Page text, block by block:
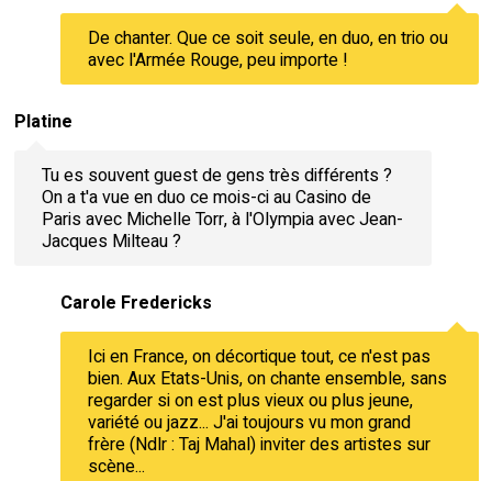
De chanter. Que ce soit seule, en duo, en trio ou
avec l'Armée Rouge, peu importe !
Platine
Tu es souvent guest de gens très différents ?
On a t'a vue en duo ce mois-ci au Casino de
Paris avec Michelle Torr, à l'Olympia avec Jean-
Jacques Milteau ?
Carole Fredericks
Ici en France, on décortique tout, ce n'est pas
bien. Aux Etats-Unis, on chante ensemble, sans
regarder si on est plus vieux ou plus jeune,
variété ou jazz... J'ai toujours vu mon grand
frère (Ndlr : Taj Mahal) inviter des artistes sur
scène...